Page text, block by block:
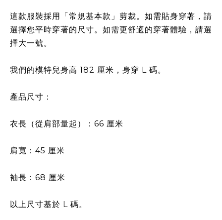
這款服裝採用「常規基本款」剪裁。如需貼身穿著，請
選擇您平時穿著的尺寸。如需更舒適的穿著體驗，請選
擇大一號。
我們的模特兒身高 182 厘米，身穿 L 碼。
產品尺寸：
衣長（從肩部量起）：66 厘米
肩寬：45 厘米
袖長：68 厘米
以上尺寸基於 L 碼。